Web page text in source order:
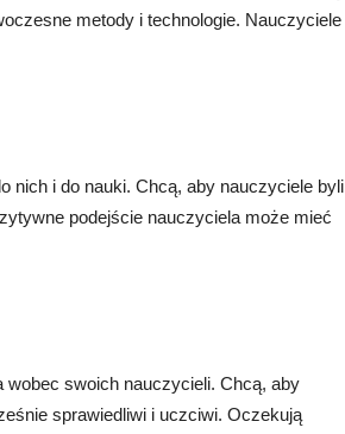
metody i technologie. Nauczyciele
nich i do nauki. Chcą, aby nauczyciele byli
podejście nauczyciela może mieć
swoich nauczycieli. Chcą, aby
sprawiedliwi i uczciwi. Oczekują